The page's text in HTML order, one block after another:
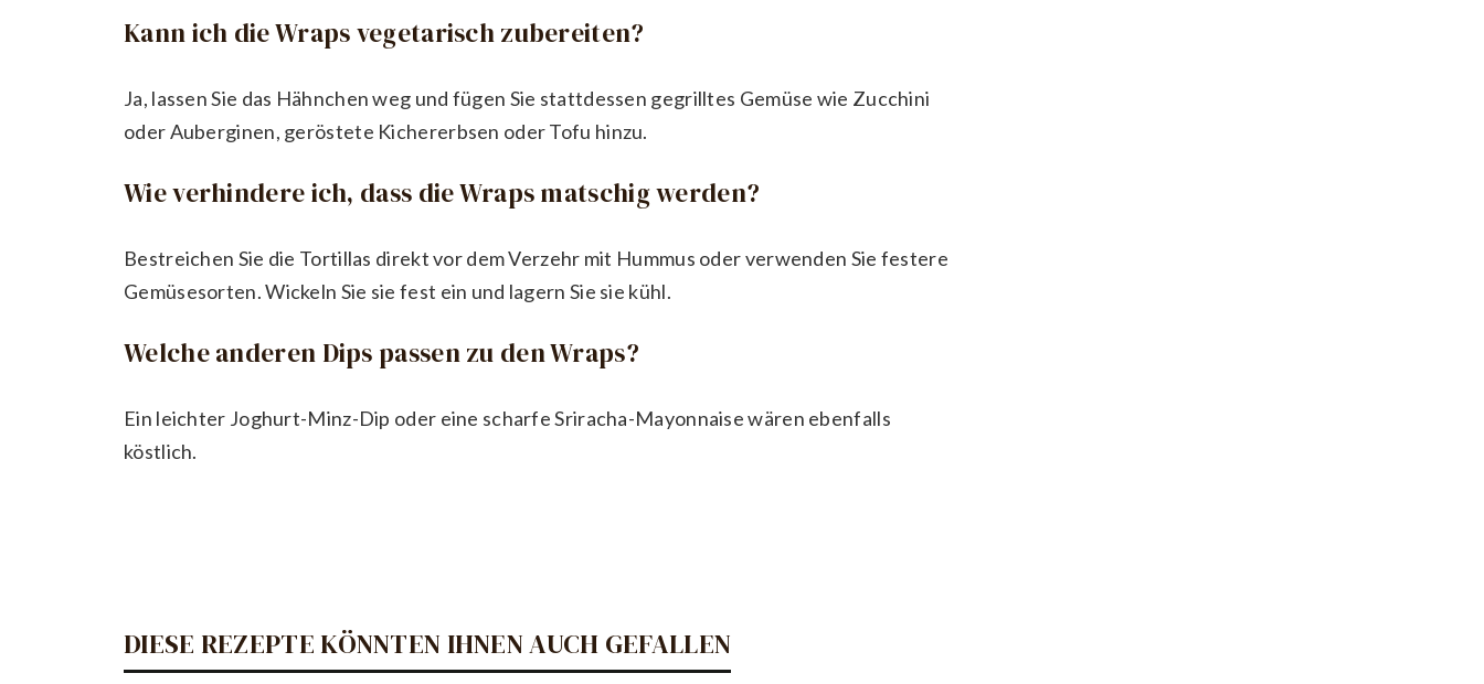
Kann ich die Wraps vegetarisch zubereiten?
Ja, lassen Sie das Hähnchen weg und fügen Sie stattdessen gegrilltes Gemüse wie Zucchini
oder Auberginen, geröstete Kichererbsen oder Tofu hinzu.
Wie verhindere ich, dass die Wraps matschig werden?
Bestreichen Sie die Tortillas direkt vor dem Verzehr mit Hummus oder verwenden Sie festere
Gemüsesorten. Wickeln Sie sie fest ein und lagern Sie sie kühl.
Welche anderen Dips passen zu den Wraps?
Ein leichter Joghurt-Minz-Dip oder eine scharfe Sriracha-Mayonnaise wären ebenfalls
köstlich.
DIESE REZEPTE KÖNNTEN IHNEN AUCH GEFALLEN